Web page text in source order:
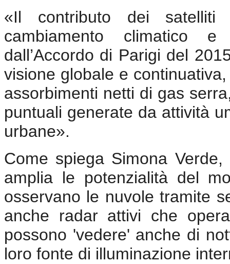
«Il contributo dei
cambiamento climatico
dall’Accordo di Parigi del
visione globale e
assorbimenti netti di gas
puntuali generate da attività
urbane».
Come spiega Simona
amplia le potenzialità del
osservano le nuvole tramite
anche radar attivi che
possono 'vedere' anche di
loro fonte di illuminazione